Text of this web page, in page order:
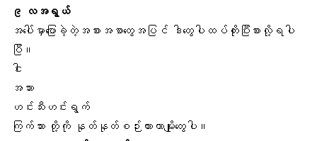
၉ လအရွယ်
အပေါ်မှာပြောခဲ့တဲ့အစားအစာတွေအပြင် ဒါတွေပါထပ်တိုးပြီးစားလို့ရပါ
ပြီ။
ငါး
အသား
ဟင်းသီးဟင်းရွက်
ကြက်သား တို့ကို နုတ်နုတ်စဉ်းထားတာမျိုးတွေပါ။